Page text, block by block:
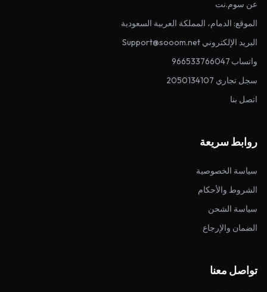
عن سوم.نت
الموقع: الدمام، المملكة العربية السعودية
البريد الإلكتروني Support@sooom.net
واتساب 966533766047
سجل تجاري 2050134107
اتصل بنا
روابط سريعة
سياسة الخصوصية
الشروط والأحكام
سياسة الشحن
الضمان والإرجاع
تواصل معنا